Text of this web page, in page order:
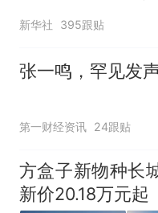
新华社 395跟贴
张一鸣，罕见发
第一财经资讯 24跟贴
方盒子新物种长
新价20.18万元起